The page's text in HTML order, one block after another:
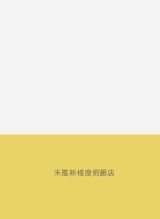
禾風新棧度假飯店